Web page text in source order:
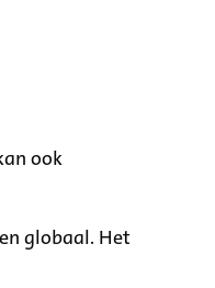
ook
globaal. Het